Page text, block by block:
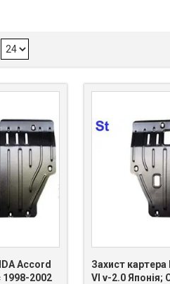
Accord
1998-2002
Захист картера
VI v-2.0